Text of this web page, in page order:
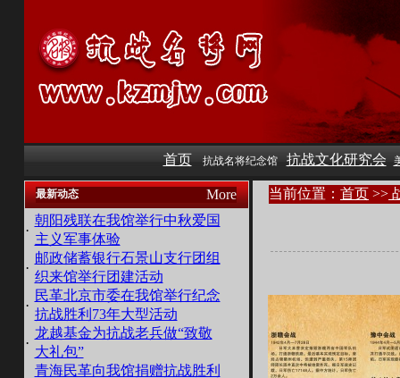
首页 抗战名将纪念馆 抗战文化研究会
最新动态 More
·
朝阳残联在我馆举行中秋爱国
主义军事体验
·
邮政储蓄银行石景山支行团组
织来馆举行团建活动
·
民革北京市委在我馆举行纪念
抗战胜利73年大型活动
·
龙越基金为抗战老兵做“致敬
大礼包”
青海民革向我馆捐赠抗战胜利
当前位置： 首页 >>